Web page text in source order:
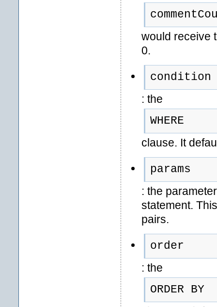
would receive
0.
condition
: the
WHERE
clause. It
params
: the
statement.
pairs.
order
: the
ORDER BY